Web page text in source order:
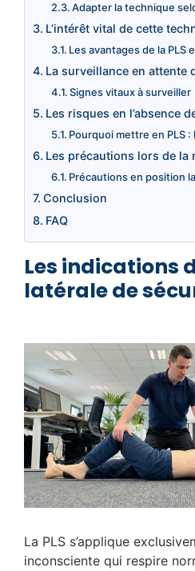
Adapter la technique
L’intérêt vital de cette
Les avantages de la PLS
La surveillance en attente
Signes vitaux à surveiller
Les risques en l’absence
Pourquoi mettre en PLS :
Les précautions lors de la
Précautions en position
Conclusion
FAQ
Les indications
latérale de
La PLS s’applique
inconsciente qui respire